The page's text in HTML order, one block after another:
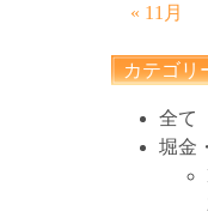
« 11月
カテゴリ
全て
堀金